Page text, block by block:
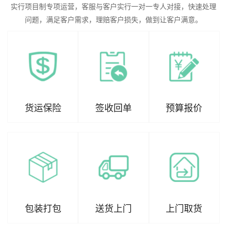
实行项目制专项运营，客服与客户实行一对一专人对接，快速处理
问题，满足客户需求，理赔客户损失，做到让客户满意。
货运保险 签收回单 预算报价
包装打包 送货上门 上门取货